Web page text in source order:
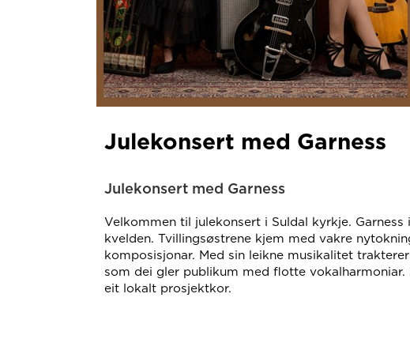
Julekonsert med Garness
Julekonsert med Garness
Velkommen til julekonsert i Suldal kyrkje.
kvelden. Tvillingsøstrene kjem med vakre
komposisjonar. Med sin leikne musikalitet
som dei gler publikum med flotte vokalharmoniar.
eit lokalt prosjektkor.